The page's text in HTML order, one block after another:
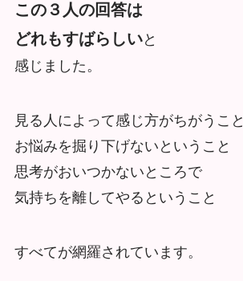
この３人の回答は
どれもすばらしいと
感じました。
見る人によって感じ方がちがうこと
お悩みを掘り下げないということ
思考がおいつかないところで
気持ちを離してやるということ
すべてが網羅されています。